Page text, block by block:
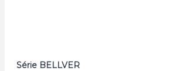
Série BELLVER